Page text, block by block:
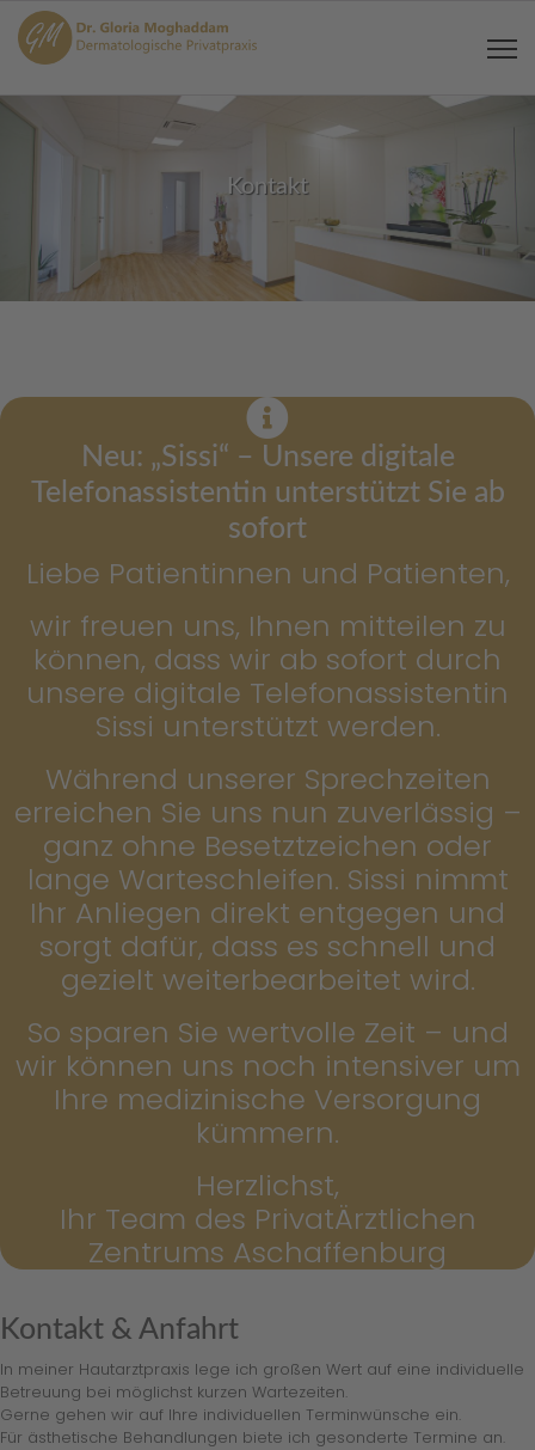
Kontakt
Neu: „Sissi“ – Unsere digitale
Telefonassistentin unterstützt Sie ab
sofort
Liebe Patientinnen und Patienten,
wir freuen uns, Ihnen mitteilen zu
können, dass wir ab sofort durch
unsere digitale Telefonassistentin
Sissi unterstützt werden.
Während unserer Sprechzeiten
erreichen Sie uns nun zuverlässig –
ganz ohne Besetztzeichen oder
lange Warteschleifen. Sissi nimmt
Ihr Anliegen direkt entgegen und
sorgt dafür, dass es schnell und
gezielt weiterbearbeitet wird.
So sparen Sie wertvolle Zeit – und
wir können uns noch intensiver um
Ihre medizinische Versorgung
kümmern.
Herzlichst,
Ihr Team des PrivatÄrztlichen
Zentrums Aschaffenburg
Kontakt & Anfahrt
In meiner Hautarztpraxis lege ich großen Wert auf eine individuelle
Betreuung bei möglichst kurzen Wartezeiten.
Gerne gehen wir auf Ihre individuellen Terminwünsche ein.
Für ästhetische Behandlungen biete ich gesonderte Termine an.